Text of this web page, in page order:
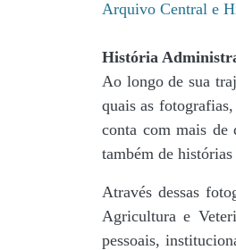
Arquivo Central e
História
Ao longo de sua
quais as
conta com mais de
também de
Através dessas
Agricultura e
pessoais,